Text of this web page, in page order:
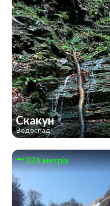
Скакун
Водоспад
326 метрів